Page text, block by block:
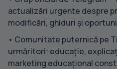
actualizări urgente despre
modificări, ghiduri și
• Comunitate puternică pe
urmăritori: educație,
marketing educațional